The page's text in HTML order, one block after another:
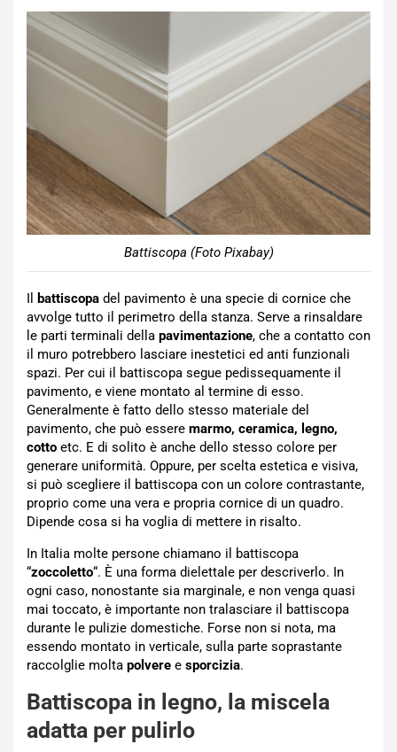
Battiscopa (Foto Pixabay)
Il battiscopa del pavimento è una specie di cornice che
avvolge tutto il perimetro della stanza. Serve a rinsaldare
le parti terminali della pavimentazione, che a contatto con
il muro potrebbero lasciare inestetici ed anti funzionali
spazi. Per cui il battiscopa segue pedissequamente il
pavimento, e viene montato al termine di esso.
Generalmente è fatto dello stesso materiale del
pavimento, che può essere marmo, ceramica, legno,
cotto etc. E di solito è anche dello stesso colore per
generare uniformità. Oppure, per scelta estetica e visiva,
si può scegliere il battiscopa con un colore contrastante,
proprio come una vera e propria cornice di un quadro.
Dipende cosa si ha voglia di mettere in risalto.
In Italia molte persone chiamano il battiscopa
“zoccoletto“. È una forma dielettale per descriverlo. In
ogni caso, nonostante sia marginale, e non venga quasi
mai toccato, è importante non tralasciare il battiscopa
durante le pulizie domestiche. Forse non si nota, ma
essendo montato in verticale, sulla parte soprastante
raccolglie molta polvere e sporcizia.
Battiscopa in legno, la miscela
adatta per pulirlo